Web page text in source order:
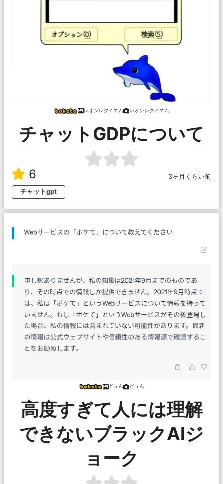
レオンレクイエム レオンレクイエム
チャットGDPについて
6
3ヶ月くらい前
チャットgpt
どぅん どぅん
高度すぎて人には理解
できないブラックAIジ
ョーク